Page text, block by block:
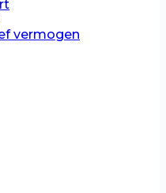
vermogen